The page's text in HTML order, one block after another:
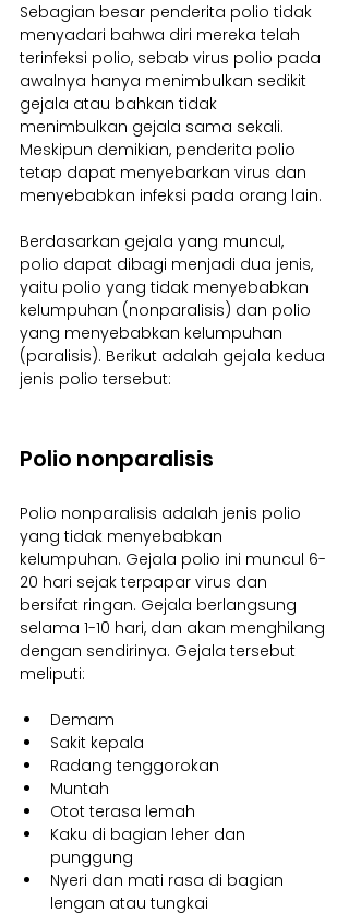
Sebagian besar penderita polio tidak
menyadari bahwa diri mereka telah
terinfeksi polio, sebab virus polio pada
awalnya hanya menimbulkan sedikit
gejala atau bahkan tidak
menimbulkan gejala sama sekali.
Meskipun demikian, penderita polio
tetap dapat menyebarkan virus dan
menyebabkan infeksi pada orang lain.
Berdasarkan gejala yang muncul,
polio dapat dibagi menjadi dua jenis,
yaitu polio yang tidak menyebabkan
kelumpuhan (nonparalisis) dan polio
yang menyebabkan kelumpuhan
(paralisis). Berikut adalah gejala kedua
jenis polio tersebut:
Polio nonparalisis
Polio nonparalisis adalah jenis polio
yang tidak menyebabkan
kelumpuhan. Gejala polio ini muncul 6-
20 hari sejak terpapar virus dan
bersifat ringan. Gejala berlangsung
selama 1-10 hari, dan akan menghilang
dengan sendirinya. Gejala tersebut
meliputi:
Demam
Sakit kepala
Radang tenggorokan
Muntah
Otot terasa lemah
Kaku di bagian leher dan
punggung
Nyeri dan mati rasa di bagian
lengan atau tungkai